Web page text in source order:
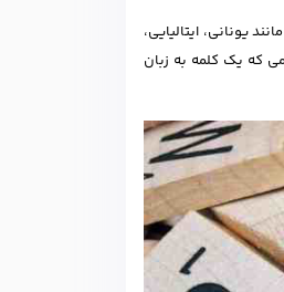
درصد از زبان‌های ژرمنی و 16 درصد از منابع دیگر مانند یونانی، ایتالیایی،
که یک کلمه به زبان